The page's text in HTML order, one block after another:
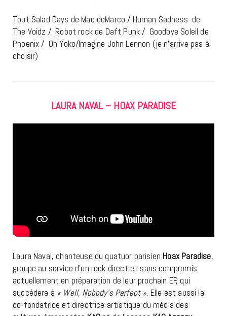
Tout Salad Days de Mac deMarco / Human Sadness de
The Voidz / Robot rock de Daft Punk / Goodbye Soleil de
Phoenix / Oh Yoko/Imagine John Lennon (je n’arrive pas à
choisir)
LAURA NAVAL – HOAX PARADISE
Laura Naval, chanteuse du quatuor parisien Hoax Paradise,
groupe au service d’un rock direct et sans compromis
actuellement en préparation de leur prochain EP, qui
succédera à « Well, Nobody’s Perfect ». Elle est aussi la
co-fondatrice et directrice artistique du média des